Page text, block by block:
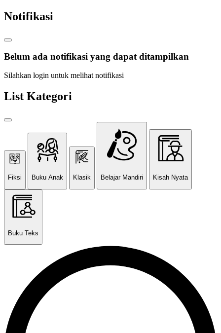
Notifikasi
Belum ada notifikasi yang dapat ditampilkan
Silahkan login untuk melihat notifikasi
List Kategori
Fiksi Buku Anak Klasik Belajar Mandiri Kisah Nyata
Buku Teks